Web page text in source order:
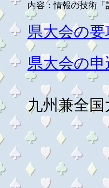
内容：情報の技術「
県大会の
県大会の
九州兼全